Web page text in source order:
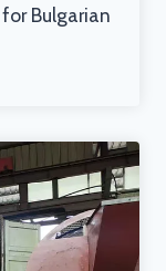
Bulgarian